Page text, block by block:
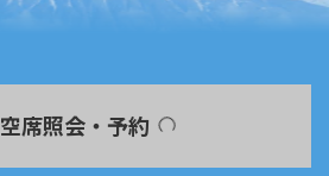
空席照会・予約